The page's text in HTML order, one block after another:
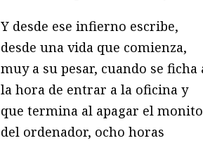
Y desde ese infierno escribe,
desde una vida que comienza,
muy a su pesar, cuando se ficha
la hora de entrar a la oficina y
que termina al apagar el
del ordenador, ocho horas